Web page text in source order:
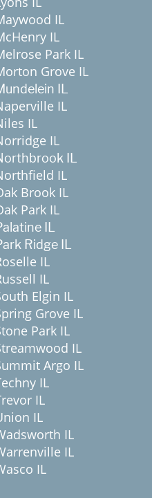
IL
IL
Park IL
Grove IL
IL
IL
IL
IL
IL
IL
Brook IL
Park IL
IL
Ridge IL
IL
IL
Elgin IL
Grove IL
Park IL
IL
Argo IL
IL
IL
IL
IL
IL
IL